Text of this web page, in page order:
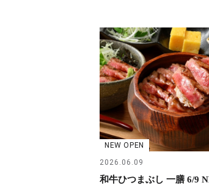
NEW OPEN
2026.06.09
和牛ひつまぶし 一膳 6/9